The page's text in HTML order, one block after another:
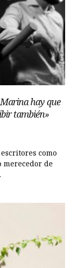
hay que
también»
como
merecedor de